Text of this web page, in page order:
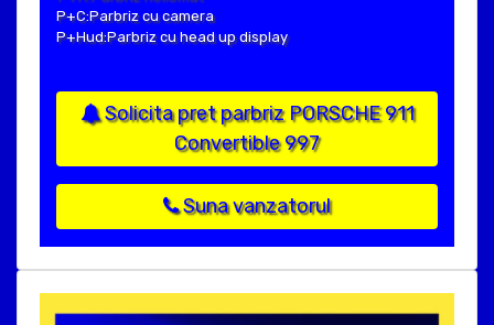
P+C:Parbriz cu camera
P+Hud:Parbriz cu head up display
Solicita pret parbriz PORSCHE 911
Convertible 997
Suna vanzatorul